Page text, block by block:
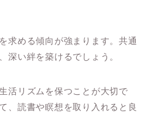
求める傾向が強まります。共通
深い絆を築けるでしょう。
活リズムを保つことが大切で
、読書や瞑想を取り入れると良